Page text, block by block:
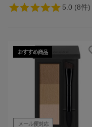
Collection＞
おすすめ商品
メール便対応